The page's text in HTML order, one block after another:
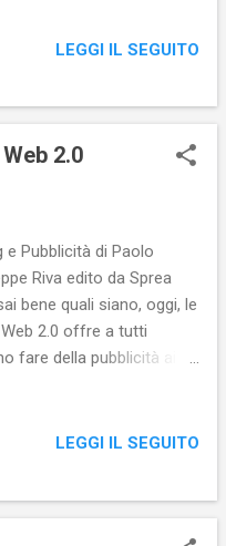
LEGGI IL SEGUITO
2.0
e Pubblicità di Paolo
Riva edito da Sprea
bene quali siano, oggi, le
2.0 offre a tutti
fare della pubblicità ai
che i due autori fanno
mitico Carosello
LEGGI IL SEGUITO